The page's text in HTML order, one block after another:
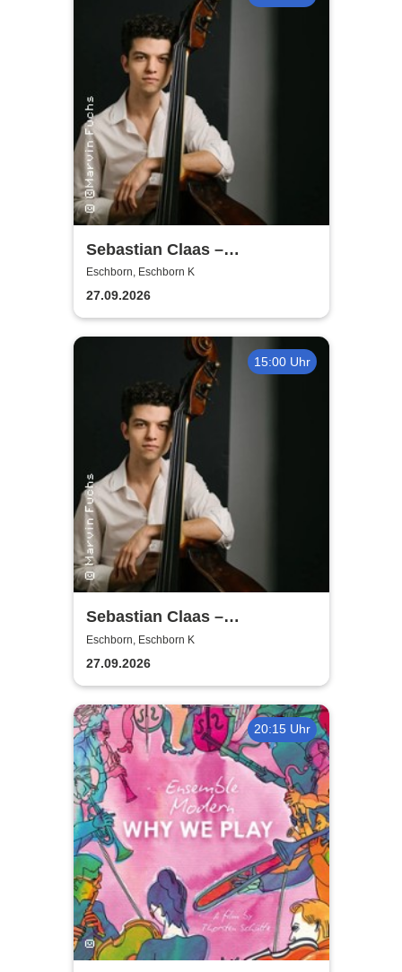
Sebastian Claas –
Conversation in Music | OJC-
Masterclass (Bass)
Eschborn, Eschborn K
27.09.2026
15:00 Uhr
Sebastian Claas –
Conversation in Music
Eschborn, Eschborn K
27.09.2026
20:15 Uhr